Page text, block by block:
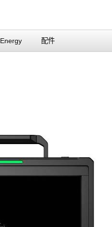
Energy 配件